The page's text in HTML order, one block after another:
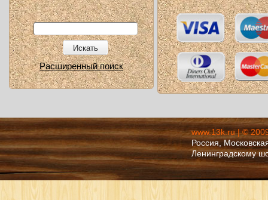
Искать
Расширенный поиск
www.13k.ru | ©
Россия,
Ленинградскому